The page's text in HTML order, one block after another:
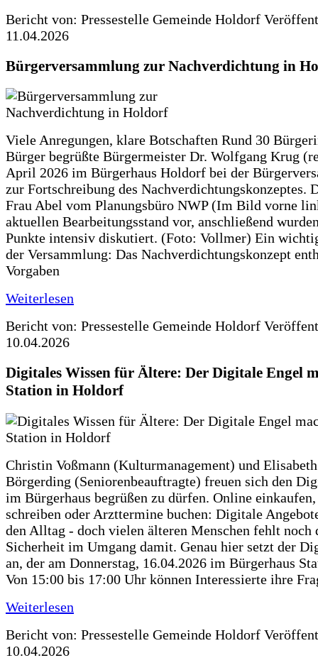
Bericht von: Pressestelle Gemeinde Holdorf
11.04.2026
Bürgerversammlung zur Nachverdichtung in
Viele Anregungen, klare Botschaften Rund 30
Bürger begrüßte Bürgermeister Dr. Wolfgang Krug
April 2026 im Bürgerhaus Holdorf bei der
zur Fortschreibung des Nachverdichtungskonzeptes.
Frau Abel vom Planungsbüro NWP (Im Bild vorne
aktuellen Bearbeitungsstand vor, anschließend
Punkte intensiv diskutiert. (Foto: Vollmer) Ein
der Versammlung: Das Nachverdichtungskonzept
Vorgaben
Weiterlesen
Bericht von: Pressestelle Gemeinde Holdorf
10.04.2026
Digitales Wissen für Ältere: Der Digitale Engel
Station in Holdorf
Christin Voßmann (Kulturmanagement) und
Börgerding (Seniorenbeauftragte) freuen sich den
im Bürgerhaus begrüßen zu dürfen. Online
schreiben oder Arzttermine buchen: Digitale
den Alltag - doch vielen älteren Menschen fehlt noch
Sicherheit im Umgang damit. Genau hier setzt der
an, der am Donnerstag, 16.04.2026 im Bürgerhaus
Von 15:00 bis 17:00 Uhr können Interessierte ihre
Weiterlesen
Bericht von: Pressestelle Gemeinde Holdorf
10.04.2026